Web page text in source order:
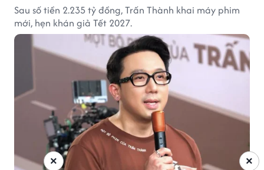
Sau số tiền 2.235 tỷ đồng, Trấn Thành khai máy phim
mới, hẹn khán giả Tết 2027.
×
×